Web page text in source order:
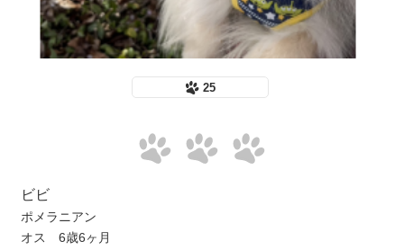
25
ビビ
ポメラニアン
オス 6歳6ヶ月